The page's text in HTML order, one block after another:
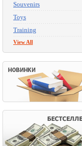
Souvenirs
Toys
Training
View All